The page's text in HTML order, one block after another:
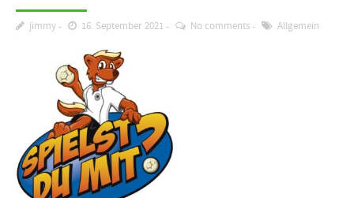
jimmy 16. September 2021 No comments Allgemein